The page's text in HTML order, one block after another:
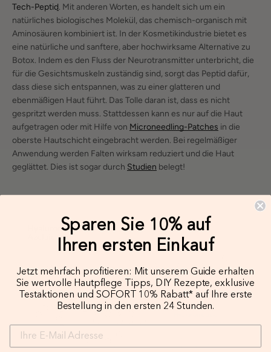
Tech-Peptid. Mit anderen Worten, es handelt sich um ein
natürliches biologisches Molekül, das chemisch-organisch mit
Aminosäuren kombiniert ist. In der Kosmetikindustrie bietet es
eine natürliche und sanftere, aber hochwirksame Alternative zu
Botox. Indem es den Fluss der Neurotransmitter unterbricht, die
für die Gesichtsmuskeln zuständig sind, sorgt das Peptid dafür,
dass diese sich entspannen, was zu einer glatteren und
ebenmäßigen Haut führt. Das Tolle daran ist, dass es nicht
gespritzt werden muss. Stattdessen kann es nur auf die Haut
aufgetragen oder mit Hilfe von Microneedling-Patches in die
oberste Hautschicht eingebracht werden. Bei regelmäßiger
Anwendung werden Falten wirksam reduziert und die Haut
geglättet. Dies ist sogar durch Studien belegt!
Sparen Sie 10% auf
Ihren ersten Einkauf
Jetzt mehrfach profitieren: Mit unserem Guide erhalten
Sie wertvolle Hautpflege Tipps, DIY Rezepte, exklusive
Testaktionen und SOFORT 10% Rabatt* auf Ihre erste
Bestellung in den ersten 24 Stunden.